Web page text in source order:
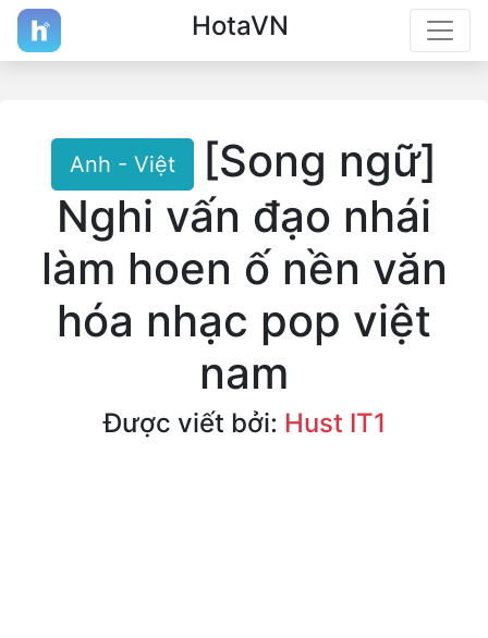
HotaVN
Anh - Việt
[Song ngữ]
Nghi vấn đạo nhái
làm hoen ố nền văn
hóa nhạc pop việt
nam
Được viết bởi: Hust IT1